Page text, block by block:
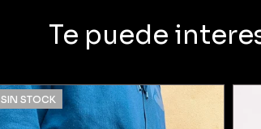
Te puede
SIN STOCK